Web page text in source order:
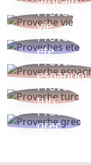
Proverbe
vie
Proverbes
ete
Proverbe
espagnol
Proverbe
turc
Proverbe
grec